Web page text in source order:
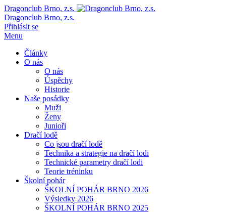
Dragonclub Brno, z.s.
Dragonclub Brno, z.s.
Přihlásit se
Menu
Články
O nás
O nás
Úspěchy
Historie
Naše posádky
Muži
Ženy
Junioři
Dračí lodě
Co jsou dračí lodě
Technika a strategie na dračí lodi
Technické parametry dračí lodi
Teorie tréninku
Školní pohár
ŠKOLNÍ POHÁR BRNO 2026
Výsledky 2026
ŠKOLNÍ POHÁR BRNO 2025